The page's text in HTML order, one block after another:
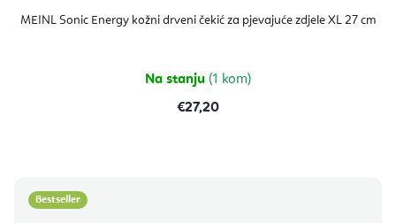
MEINL Sonic Energy kožni drveni čekić za pjevajuće zdjele XL 27 cm
Na stanju (1 kom)
€27,20
Bestseller